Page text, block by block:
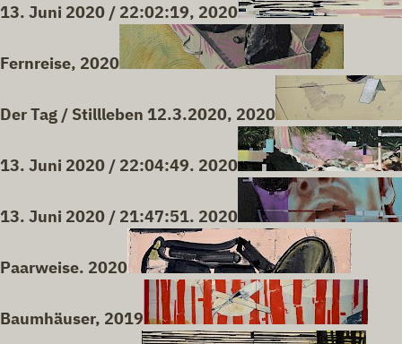
13. Juni 2020 / 22:02:19, 2020
Fernreise, 2020
Der Tag / Stillleben 12.3.2020, 2020
13. Juni 2020 / 22:04:49. 2020
13. Juni 2020 / 21:47:51. 2020
Paarweise. 2020
Baumhäuser, 2019